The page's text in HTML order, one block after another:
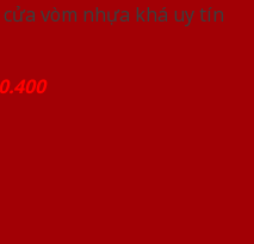
vòm nhựa khá uy tín